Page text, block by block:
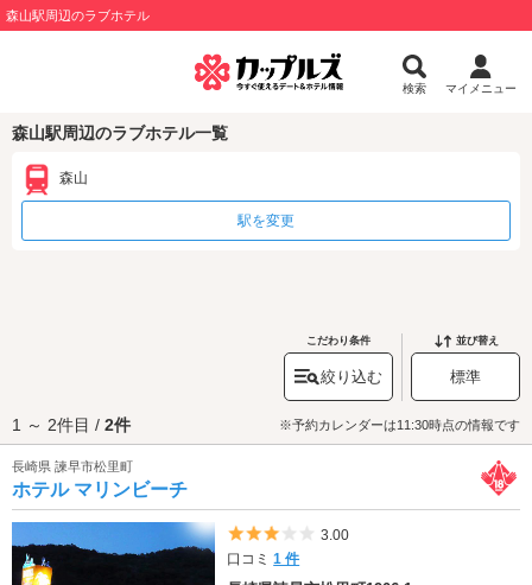
森山駅周辺のラブホテル
検索 マイメニュー
森山駅周辺のラブホテル一覧
森山
駅を変更
こだわり条件
絞り込む
並び替え
標準
1 ～ 2件目 / 2件 ※予約カレンダーは11:30時点の情報です
長崎県 諫早市松里町
ホテル マリンビーチ
5つ星のうち3
3.00
口コミ1 件